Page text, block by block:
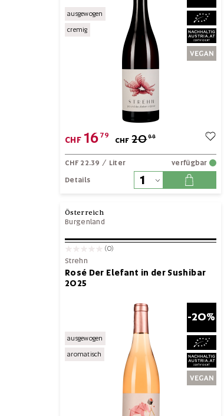
ausgewogen
cremig
CHF 1679
CHF 2099
CHF 22.39 / Liter
verfügbar
Details
Österreich
Burgenland
(0)
Strehn
Rosé Der Elefant in der Sushibar
2025
ausgewogen
aromatisch
-20%